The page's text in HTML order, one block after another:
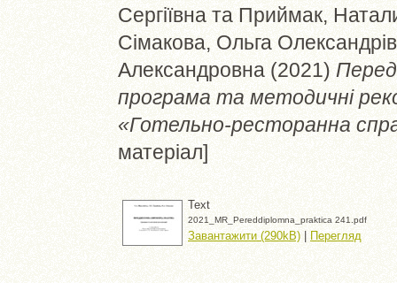
Сергіївна та Приймак,
Сімакова, Ольга
Александровна (2021)
програма та методичні
«Готельно-ресторанна
матеріал]
Text
2021_MR_Pereddiplomna_praktica 241.pdf
Завантажити (290kB) | Перегляд